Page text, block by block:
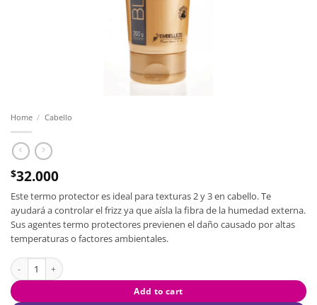
Home / Cabello
$32.000
Este termo protector es ideal para texturas 2 y 3 en cabello. Te
ayudará a controlar el frizz ya que aísla la fibra de la humedad externa.
Sus agentes termo protectores previenen el daño causado por altas
temperaturas o factores ambientales.
Quantity
Add to cart